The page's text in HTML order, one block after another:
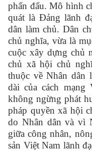
phấn đấu. Mô hình
quát là Đảng lãnh
dân làm chủ. Dân
chủ nghĩa, vừa là
cuộc xây dựng chủ
chủ xã hội chủ
thuộc về Nhân dân
dài của cách
không ngừng phát
pháp quyền xã hội
do Nhân dân và vì
giữa công nhân,
sản Việt Nam lãnh